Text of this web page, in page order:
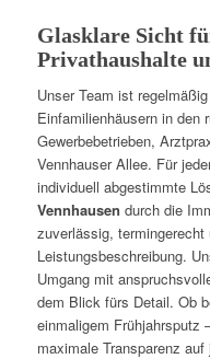
Glasklare Sicht
Privathaushalte
Unser Team ist
Einfamilienhäusern in den
Gewerbebetrieben,
Vennhauser Allee. Für
individuell abgestimmte
Vennhausen durch die
zuverlässig, termingerecht
Leistungsbeschreibung.
Umgang mit
dem Blick fürs Detail. Ob
einmaligem Frühjahrsputz
maximale Transparenz